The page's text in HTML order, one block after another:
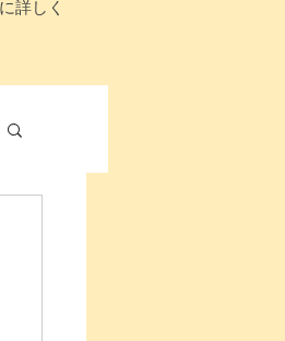
詳しく